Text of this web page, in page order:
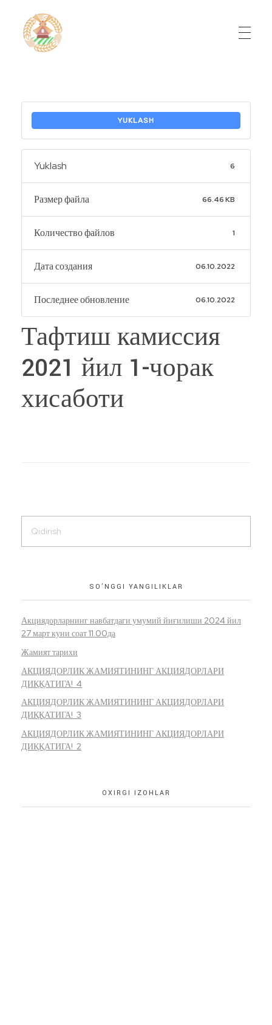
YUKLASH
Yuklash 6
Размер файла 66.46 KB
Количество файлов 1
Дата создания 06.10.2022
Последнее обновление 06.10.2022
Тафтиш камиссия
2021 йил 1-чорак
хисаботи
SO’NGGI YANGILIKLAR
Акциядорларнинг навбатдаги умумий йиғилиши 2024 йил
27 март куни соат 11.00да
Жамият тарихи
АКЦИЯДОРЛИК ЖАМИЯТИНИНГ АКЦИЯДОРЛАРИ
ДИҚҚАТИГА! 4
АКЦИЯДОРЛИК ЖАМИЯТИНИНГ АКЦИЯДОРЛАРИ
ДИҚҚАТИГА! 3
АКЦИЯДОРЛИК ЖАМИЯТИНИНГ АКЦИЯДОРЛАРИ
ДИҚҚАТИГА! 2
OXIRGI IZOHLAR